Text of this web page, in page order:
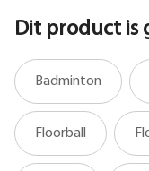
Dit product is
Badminton
Floorball